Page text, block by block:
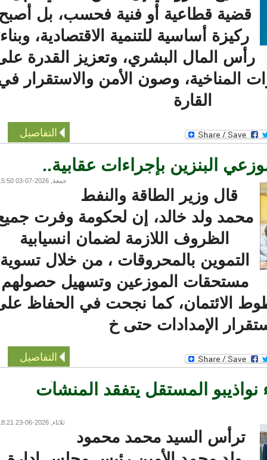
قضية قطاعية أو فنية فحسب، بل أصبح
ركيزة أساسية للتنمية الاقتصادية، وبناء
المال البشري، وتعزيز القدرة على
المناخية، وصون الأمن والاستقرار في
القارة
التفاصيل
البنزين بإجراءات عقابية..
جمعة, 2026-07-03 15:50
قال وزير الطاقة والنفط
محمد ولد خالد، إن لحكومة وفرت جميع
الظروف اللازمة لضمان انسيابية
التموين بالمحروقات ، من خلال تسوية
مستحقات الموزعين وتسهيل حصولهم
الائتمان، كما نجحت في الحفاظ على
الإمدادات حتى خ
التفاصيل
المستقل يتفقد المنشآت
ثلاثاء, 2026-06-23 18:21
ترأس السيد محمد محمود